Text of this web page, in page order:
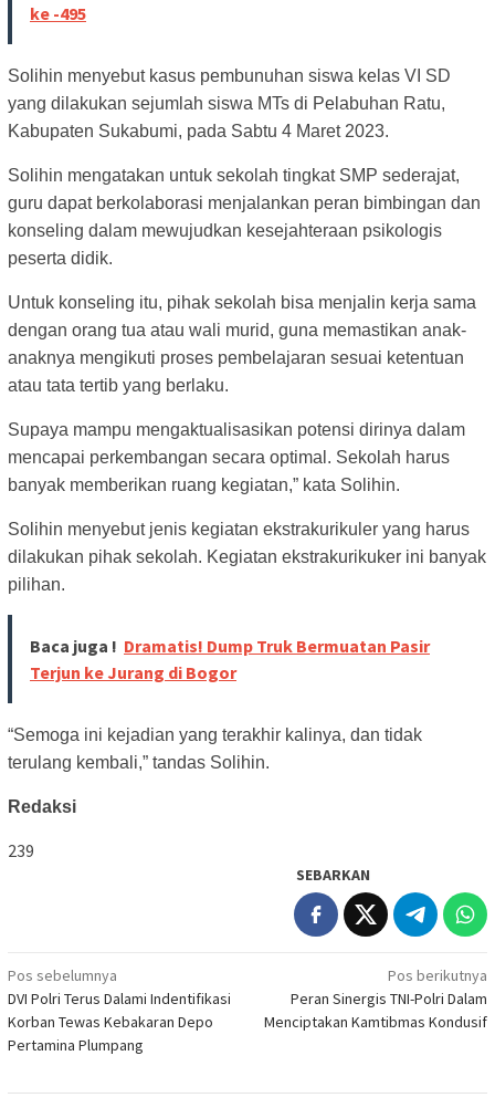
ke -495
Solihin menyebut kasus pembunuhan siswa kelas VI SD
yang dilakukan sejumlah siswa MTs di Pelabuhan Ratu,
Kabupaten Sukabumi, pada Sabtu 4 Maret 2023.
Solihin mengatakan untuk sekolah tingkat SMP sederajat,
guru dapat berkolaborasi menjalankan peran bimbingan dan
konseling dalam mewujudkan kesejahteraan psikologis
peserta didik.
Untuk konseling itu, pihak sekolah bisa menjalin kerja sama
dengan orang tua atau wali murid, guna memastikan anak-
anaknya mengikuti proses pembelajaran sesuai ketentuan
atau tata tertib yang berlaku.
Supaya mampu mengaktualisasikan potensi dirinya dalam
mencapai perkembangan secara optimal. Sekolah harus
banyak memberikan ruang kegiatan,” kata Solihin.
Solihin menyebut jenis kegiatan ekstrakurikuler yang harus
dilakukan pihak sekolah. Kegiatan ekstrakurikuker ini banyak
pilihan.
Baca juga ! Dramatis! Dump Truk Bermuatan Pasir
Terjun ke Jurang di Bogor
“Semoga ini kejadian yang terakhir kalinya, dan tidak
terulang kembali,” tandas Solihin.
Redaksi
239
SEBARKAN
Navigasi
pos
Pos sebelumnya
DVI Polri Terus Dalami Indentifikasi
Korban Tewas Kebakaran Depo
Pertamina Plumpang
Pos berikutnya
Peran Sinergis TNI-Polri Dalam
Menciptakan Kamtibmas Kondusif